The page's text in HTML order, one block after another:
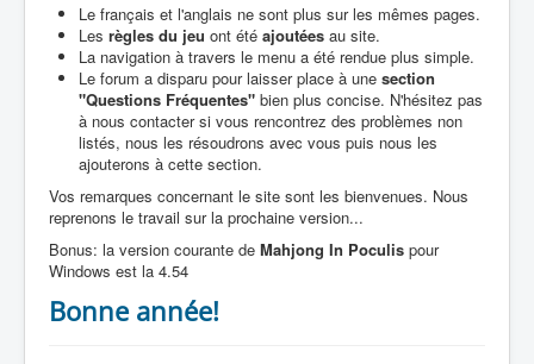
Le français et l'anglais ne sont plus sur les mêmes pages.
Les règles du jeu ont été ajoutées au site.
La navigation à travers le menu a été rendue plus simple.
Le forum a disparu pour laisser place à une section
"Questions Fréquentes" bien plus concise. N'hésitez pas
à nous contacter si vous rencontrez des problèmes non
listés, nous les résoudrons avec vous puis nous les
ajouterons à cette section.
Vos remarques concernant le site sont les bienvenues. Nous
reprenons le travail sur la prochaine version...
Bonus: la version courante de Mahjong In Poculis pour
Windows est la 4.54
Bonne année!